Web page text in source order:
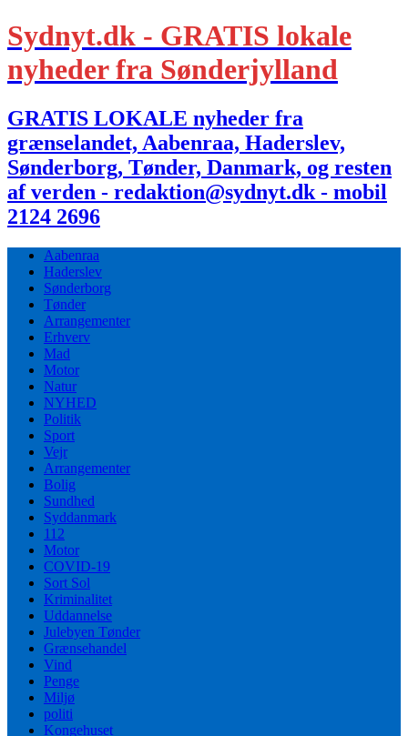
Sydnyt.dk - GRATIS lokale
nyheder fra Sønderjylland
GRATIS LOKALE nyheder fra
grænselandet, Aabenraa, Haderslev,
Sønderborg, Tønder, Danmark, og resten
af verden - redaktion@sydnyt.dk - mobil
2124 2696
Aabenraa
Haderslev
Sønderborg
Tønder
Arrangementer
Erhverv
Mad
Motor
Natur
NYHED
Politik
Sport
Vejr
Arrangementer
Bolig
Sundhed
Syddanmark
112
Motor
COVID-19
Sort Sol
Kriminalitet
Uddannelse
Julebyen Tønder
Grænsehandel
Vind
Penge
Miljø
politi
Kongehuset